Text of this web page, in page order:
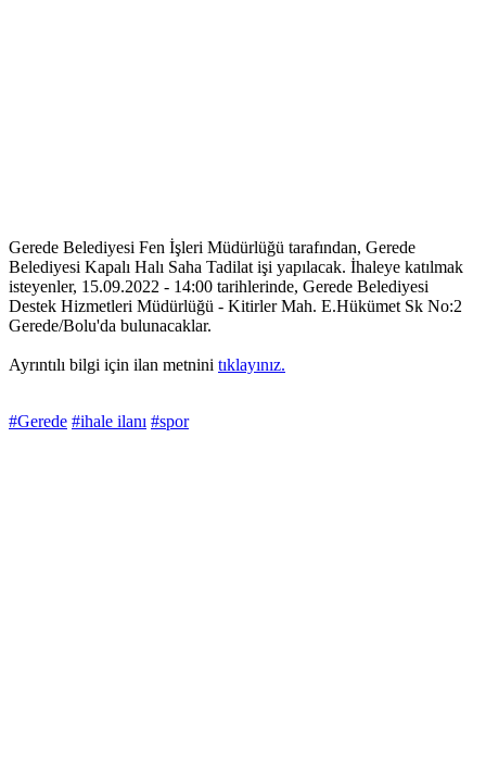
Gerede Belediyesi Fen İşleri Müdürlüğü tarafından, Gerede
Belediyesi Kapalı Halı Saha Tadilat işi yapılacak. İhaleye katılmak
isteyenler, 15.09.2022 - 14:00 tarihlerinde, Gerede Belediyesi
Destek Hizmetleri Müdürlüğü - Kitirler Mah. E.Hükümet Sk No:2
Gerede/Bolu'da bulunacaklar.
Ayrıntılı bilgi için ilan metnini tıklayınız.
#Gerede #ihale ilanı #spor